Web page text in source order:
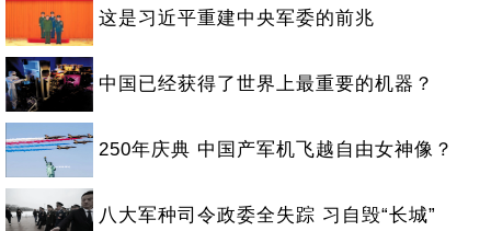
这是习近平重建中央军委的前兆
中国已经获得了世界上最重要的机器？
250年庆典 中国产军机飞越自由女神像？
八大军种司令政委全失踪 习自毁“长城”